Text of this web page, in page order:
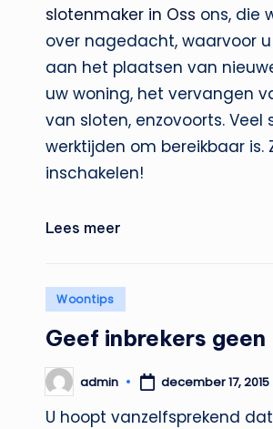
slotenmaker in Oss ons, die
over nagedacht, waarvoor
aan het plaatsen van
uw woning, het vervangen
van sloten, enzovoorts.
werktijden om bereikbaar
inschakelen!
Lees meer
Geplaatst
Woontips
Geef inbrekers geen
Geplaatst
door
admin december 17, 2015
U hoopt vanzelfsprekend